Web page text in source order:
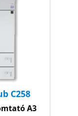
C258
A3